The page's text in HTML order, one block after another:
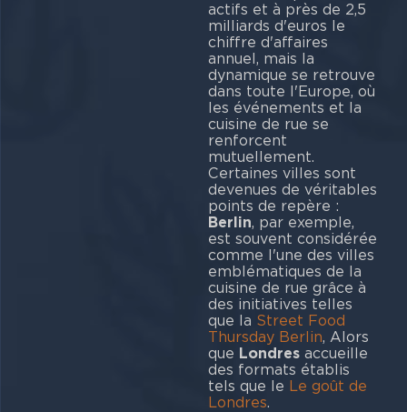
actifs et à près de 2,5
milliards d'euros le
chiffre d'affaires
annuel, mais la
dynamique se retrouve
dans toute l'Europe, où
les événements et la
cuisine de rue se
renforcent
mutuellement.
Certaines villes sont
devenues de véritables
points de repère :
Berlin, par exemple,
est souvent considérée
comme l'une des villes
emblématiques de la
cuisine de rue grâce à
des initiatives telles
que la Street Food
Thursday Berlin, Alors
que Londresaccueille
des formats établis
tels que le Le goût de
Londres.